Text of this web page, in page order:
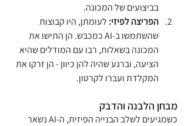
בביצועים של המכונה.
הפריצה לפיזי: לעומתן, היו קבוצות
שהשתמשו ב-AI כמכבש. הן התישו את
המכונה בשאלות, רבו עם המודלים שהיא
הציעה, וברגע שהיה להן כיוון - הן זרקו את
המקלדת ועברו לקרטון.
מבחן הלבנה והדבק
כשמגיעים לשלב הבנייה הפיזית, ה-AI נשאר